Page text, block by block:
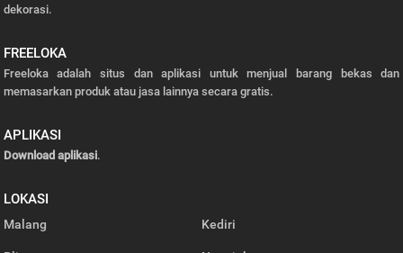
dekorasi.
FREELOKA
Freeloka adalah situs dan aplikasi untuk menjual barang bekas dan
memasarkan produk atau jasa lainnya secara gratis.
APLIKASI
Download aplikasi.
LOKASI
Malang Kediri